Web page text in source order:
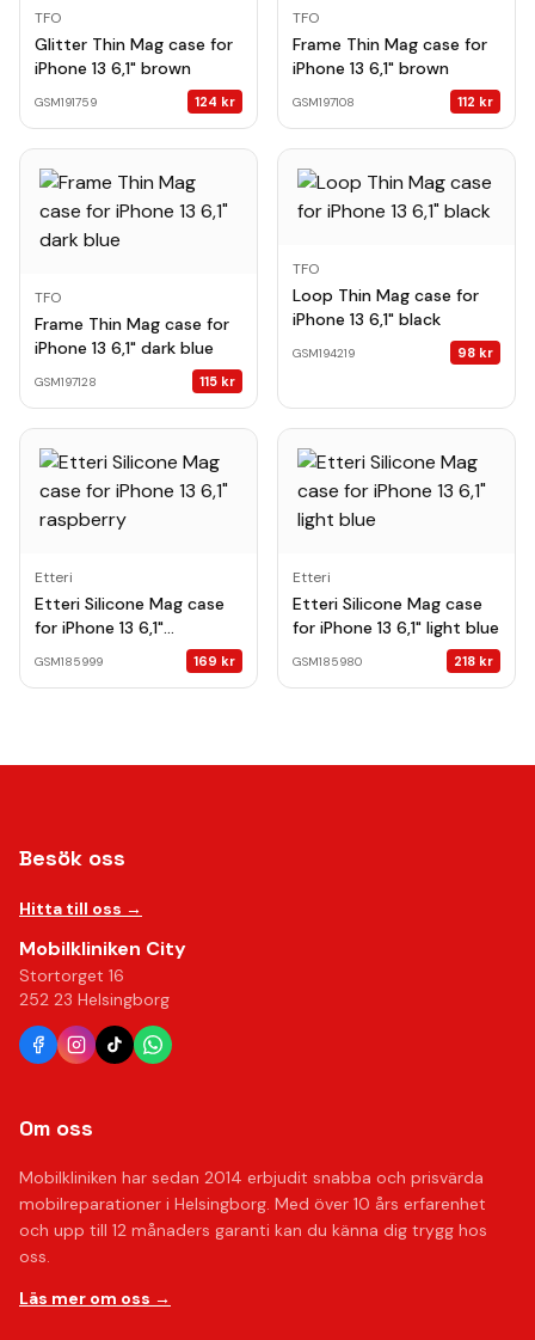
TFO
Glitter Thin Mag case for
iPhone 13 6,1" brown
GSM191759 124 kr
TFO
Frame Thin Mag case for
iPhone 13 6,1" brown
GSM197108 112 kr
TFO
Frame Thin Mag case for
iPhone 13 6,1" dark blue
GSM197128 115 kr
TFO
Loop Thin Mag case for
iPhone 13 6,1" black
GSM194219 98 kr
Etteri
Etteri Silicone Mag case
for iPhone 13 6,1"
GSM185999 169 kr
Etteri
Etteri Silicone Mag case
for iPhone 13 6,1" light blue
GSM185980 218 kr
Besök oss
Hitta till oss →
Mobilkliniken City
Stortorget 16
252 23 Helsingborg
Om oss
Mobilkliniken har sedan 2014 erbjudit snabba och prisvärda
mobilreparationer i Helsingborg. Med över 10 års erfarenhet
och upp till 12 månaders garanti kan du känna dig trygg hos
oss.
Läs mer om oss →